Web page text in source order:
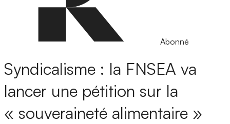
Abonné
Syndicalisme : la FNSEA va
lancer une pétition sur la
« souveraineté alimentaire »